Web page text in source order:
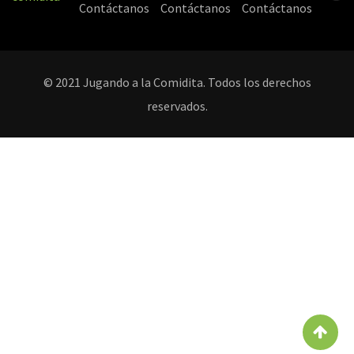
Contáctanos
Contáctanos Contáctanos
© 2021 Jugando a la Comidita. Todos los derechos
reservados.